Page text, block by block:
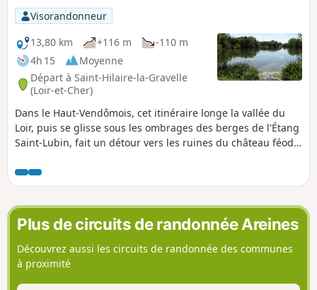
Visorandonneur
13,80 km
+116 m
-110 m
4h 15
Moyenne
Départ à Saint-Hilaire-la-Gravelle
(Loir-et-Cher)
Dans le Haut-Vendômois, cet itinéraire longe la vallée du
Loir, puis se glisse sous les ombrages des berges de l'Étang
Saint-Lubin, fait un détour vers les ruines du château féodal
paysage vallonné, pour retrouver le joli village de Saint-
Hilaire-la-Gravelle.
Plus de circuits de randonnée Areines
Découvrez aussi les circuits de randonnée des communes
à proximité